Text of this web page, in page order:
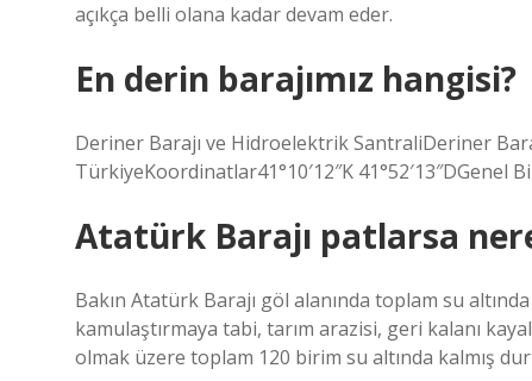
açıkça belli olana kadar devam eder.
En derin barajımız hangisi?
Deriner Barajı ve Hidroelektrik SantraliDeriner
TürkiyeKoordinatlar41°10′12″K 41°52′13″DGenel
Atatürk Barajı patlarsa
Bakın Atatürk Barajı göl alanında toplam su
kamulaştırmaya tabi, tarım arazisi, geri kalanı
olmak üzere toplam 120 birim su altında kalmış